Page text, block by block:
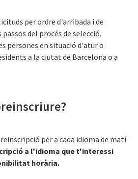
per ordre d'arribada i de
del procés de selecció.
persones en situació d'atur o
a la ciutat de Barcelona o a
per a cada idioma de matí
a l'idioma que t'interessi
horària.